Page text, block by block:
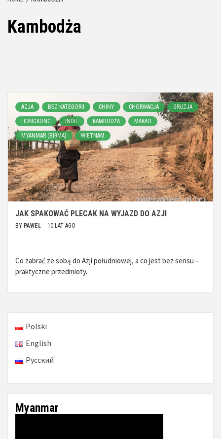
Kambodża
AZJA BEZ KATEGORII CHINY CHORWACJA GRUZJA
HONGKONG INDIE KAMBODŻA MAKAO
MYANMAR (BIRMA) WIETNAM
JAK SPAKOWAĆ PLECAK NA WYJAZD DO AZJI
BY PAWEL 10 LAT AGO
Co zabrać ze sobą do Azji południowej, a co jest bez sensu –
praktyczne przedmioty.
Polski
English
Русский
Myanmar